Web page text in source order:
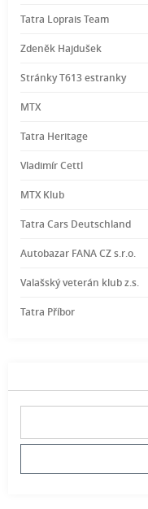
Tatra Loprais Team
Zdeněk Hajdušek
Stránky T613 estranky
MTX
Tatra Heritage
Vladimír Cettl
MTX Klub
Tatra Cars Deutschland
Autobazar FANA CZ s.r.o.
Valašský veterán klub z.s.
Tatra Příbor